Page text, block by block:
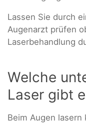
Lassen Sie durch
Augenarzt prüfen
Laserbehandlung
Welche
Laser gibt
Beim Augen